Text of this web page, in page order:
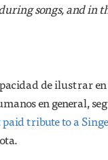
songs, and in
de ilustrar
en general,
tribute to a